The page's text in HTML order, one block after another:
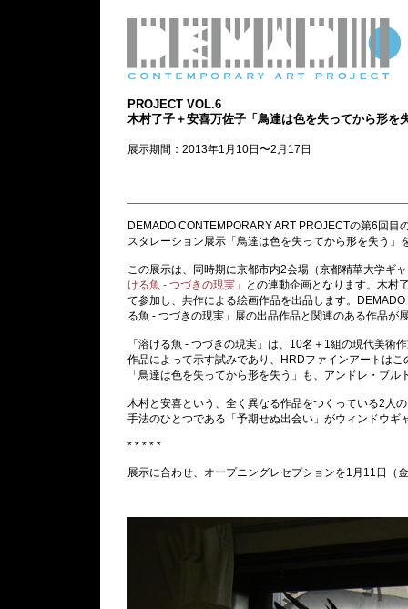
PROJECT VOL.6
木村了子＋安喜万佐子「鳥達は色を失ってから形を
展示期間：2013年1月10日〜2月17日
DEMADO CONTEMPORARY ART PROJECTの第6回
スタレーション展示「鳥達は色を失ってから形を失う
この展示は、同時期に京都市内2会場（京都精華大学ギ
ける魚 - つづきの現実」
との連動企画となります。木村
て参加し、共作による絵画作品を出品します。
る魚 - つづきの現実」展の出品作品と関連のある作品が
「溶ける魚 - つづきの現実」は、10名＋1組の現代美術
作品によって示す試みであり、HRDファインアートは
「鳥達は色を失ってから形を失う」も、アンドレ・ブ
木村と安喜という、全く異なる作品をつくっている2人
手法のひとつである「予期せぬ出会い」がウィンドウギ
* * * * *
展示に合わせ、オープニングレセプションを1月11日（